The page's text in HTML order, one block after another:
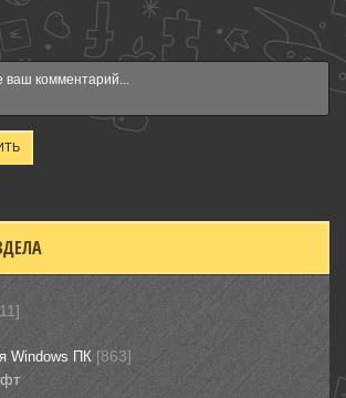
Windows ПК [863]